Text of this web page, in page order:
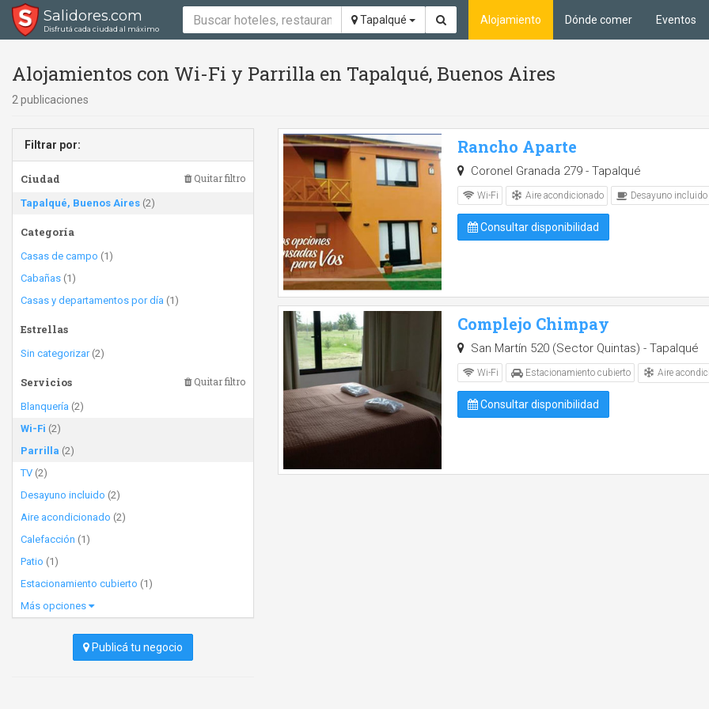
Salidores.com
Disfrutá cada ciudad al máximo
Tapalqué Alojamiento Dónde comer Eventos
Alojamientos con Wi-Fi y Parrilla en Tapalqué, Buenos Aires
2 publicaciones
Filtrar por:
Ciudad Quitar filtro
Tapalqué, Buenos Aires (2)
Categoría
Casas de campo (1)
Cabañas (1)
Casas y departamentos por día (1)
Estrellas
Sin categorizar(2)
Servicios Quitar filtro
Blanquería (2)
Wi-Fi (2)
Parrilla (2)
TV (2)
Desayuno incluido (2)
Aire acondicionado (2)
Calefacción (1)
Patio (1)
Estacionamiento cubierto (1)
Más opciones
Publicá tu negocio
Rancho Aparte
Coronel Granada 279 - Tapalqué
Wi-Fi Aire acondicionado Desayuno incluido
Consultar disponibilidad
Complejo Chimpay
San Martín 520 (Sector Quintas) - Tapalqué
Wi-Fi Estacionamiento cubierto Aire
Consultar disponibilidad